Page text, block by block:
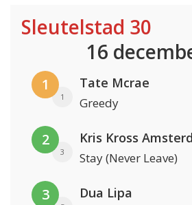
Sleutelstad 30
16
1
1
Tate Mcrae
Greedy
2
3 Stay (Never Leave)
3 Dua Lipa